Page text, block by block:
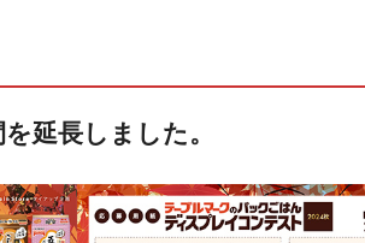
延長しました。